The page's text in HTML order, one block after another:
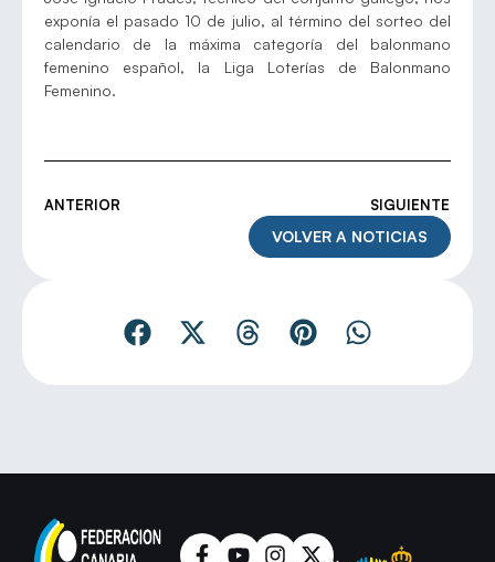
exponía el pasado 10 de julio, al término del sorteo del
calendario de la máxima categoría del balonmano
femenino español, la Liga Loterías de Balonmano
Femenino.
ANTERIOR SIGUIENTE
VOLVER A NOTICIAS